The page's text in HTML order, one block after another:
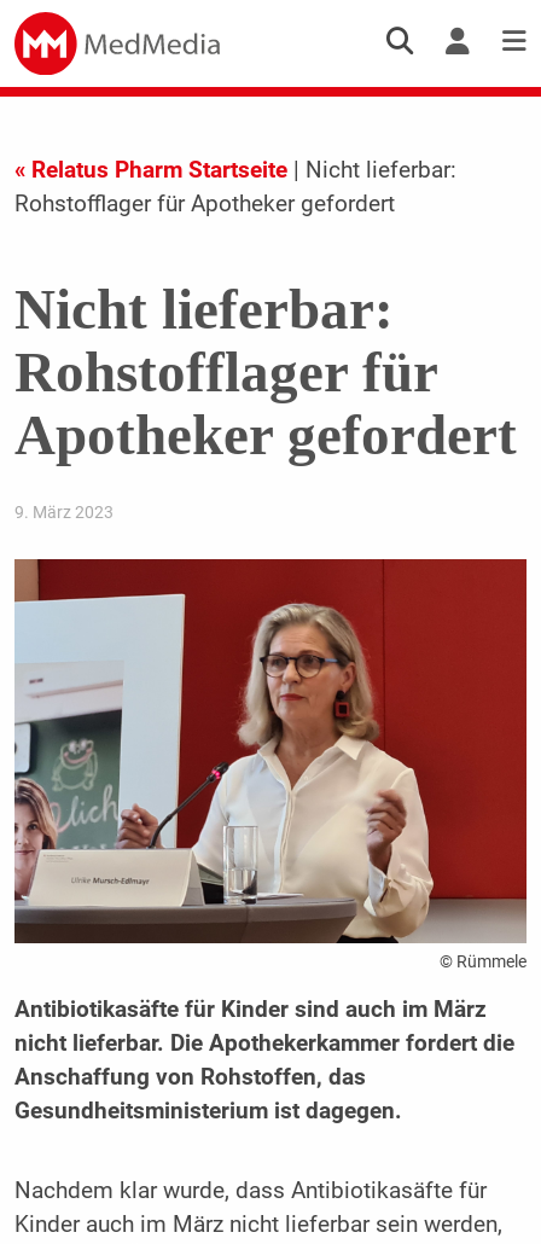
« Relatus Pharm Startseite| Nicht lieferbar:
Rohstofflager für Apotheker gefordert
Nicht lieferbar:
Rohstofflager für
Apotheker gefordert
9. März 2023
© Rümmele
Antibiotikasäfte für Kinder sind auch im März
nicht lieferbar. Die Apothekerkammer fordert die
Anschaffung von Rohstoffen, das
Gesundheitsministerium ist dagegen.
Nachdem klar wurde, dass Antibiotikasäfte für
Kinder auch im März nicht lieferbar sein werden,